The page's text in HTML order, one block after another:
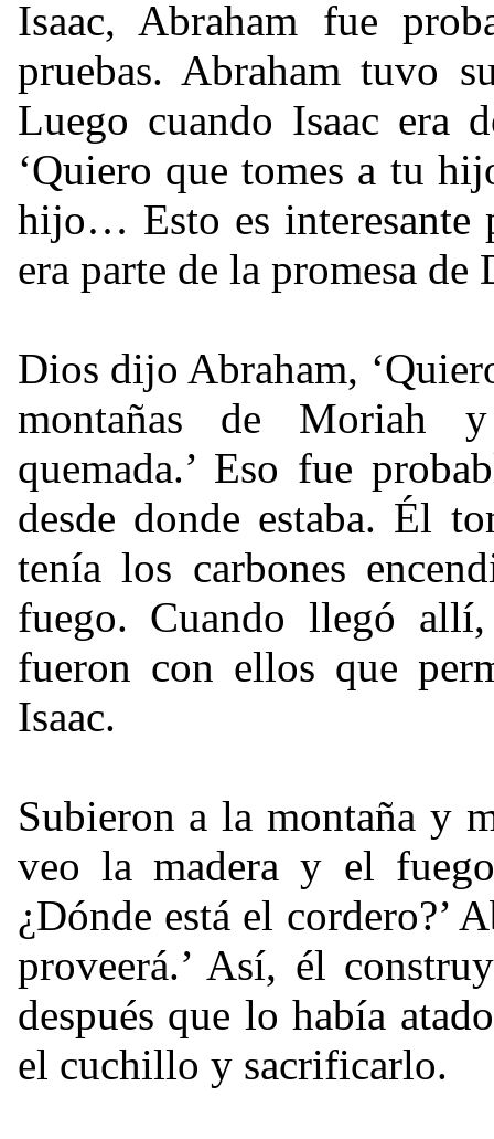
Isaac, Abraham fue
pruebas. Abraham tuvo
Luego cuando Isaac era
‘Quiero que tomes a tu
hijo… Esto es interesante
era parte de la promesa
Dios dijo Abraham,
montañas de Moriah
quemada.’ Eso fue
desde donde estaba. Él
tenía los carbones
fuego. Cuando llegó
fueron con ellos que
Isaac.
Subieron a la montaña y
veo la madera y el
¿Dónde está el cordero?’
proveerá.’ Así, él
después que lo había
el cuchillo y sacrificarlo.